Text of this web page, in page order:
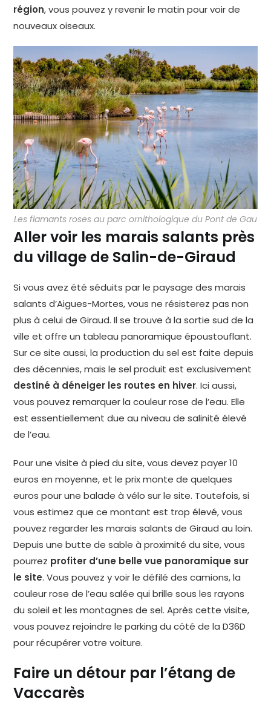
région, vous pouvez y revenir le matin pour voir de
nouveaux oiseaux.
Les flamants roses au parc ornithologique du Pont de Gau
Aller voir les marais salants près
du village de Salin-de-Giraud
Si vous avez été séduits par le paysage des marais
salants d’Aigues-Mortes, vous ne résisterez pas non
plus à celui de Giraud. Il se trouve à la sortie sud de la
ville et offre un tableau panoramique époustouflant.
Sur ce site aussi, la production du sel est faite depuis
des décennies, mais le sel produit est exclusivement
destiné à déneiger les routes en hiver. Ici aussi,
vous pouvez remarquer la couleur rose de l’eau. Elle
est essentiellement due au niveau de salinité élevé
de l’eau.
Pour une visite à pied du site, vous devez payer 10
euros en moyenne, et le prix monte de quelques
euros pour une balade à vélo sur le site. Toutefois, si
vous estimez que ce montant est trop élevé, vous
pouvez regarder les marais salants de Giraud au loin.
Depuis une butte de sable à proximité du site, vous
pourrez profiter d’une belle vue panoramique sur
le site. Vous pouvez y voir le défilé des camions, la
couleur rose de l’eau salée qui brille sous les rayons
du soleil et les montagnes de sel. Après cette visite,
vous pouvez rejoindre le parking du côté de la D36D
pour récupérer votre voiture.
Faire un détour par l’étang de
Vaccarès